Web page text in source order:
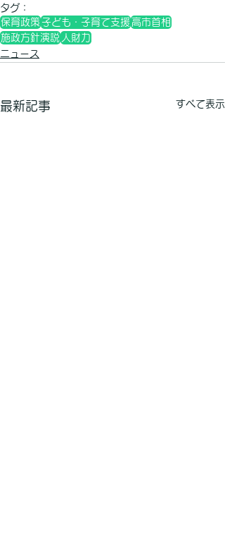
タグ：
保育政策 子ども・子育て支援 高市首相
施政方針演説 人財力
ニュース
最新記事 すべて表示